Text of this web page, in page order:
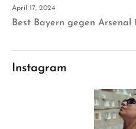
April 17, 2024
Best Bayern gegen Arsenal 1
Instagram